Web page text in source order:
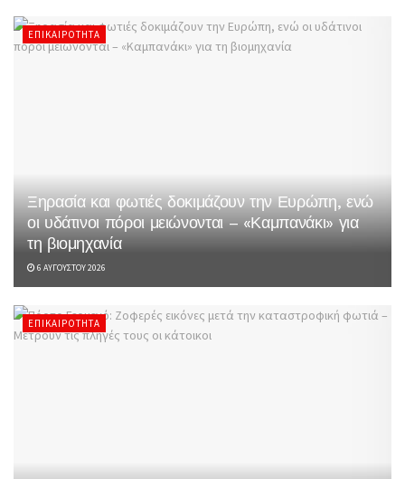
ΕΠΙΚΑΙΡΌΤΗΤΑ
Ξηρασία και φωτιές δοκιμάζουν την Ευρώπη, ενώ
οι υδάτινοι πόροι μειώνονται – «Καμπανάκι» για
τη βιομηχανία
6 ΑΥΓΟΎΣΤΟΥ 2026
ΕΠΙΚΑΙΡΌΤΗΤΑ